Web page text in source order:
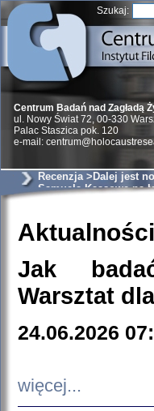
Szukaj:
Centrum Badań nad Zagładą
ul. Nowy Świat 72, 00-330
Palac Staszica pok. 120
e-mail:
Recenzja >Dalej jest
Samuela Kassowa na
Aktualności
Jak
Warsztat
24.06.2026
więcej...